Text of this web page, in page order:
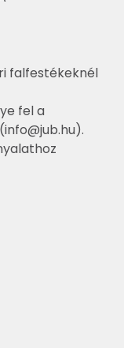
falfestékeknél
fel a
info@jub.hu).